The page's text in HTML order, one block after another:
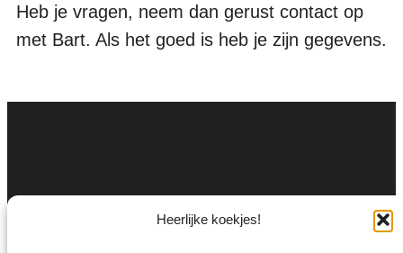
Heerlijke koekjes!
Heb je vragen, neem dan gerust contact op
met Bart. Als het goed is heb je zijn gegevens.